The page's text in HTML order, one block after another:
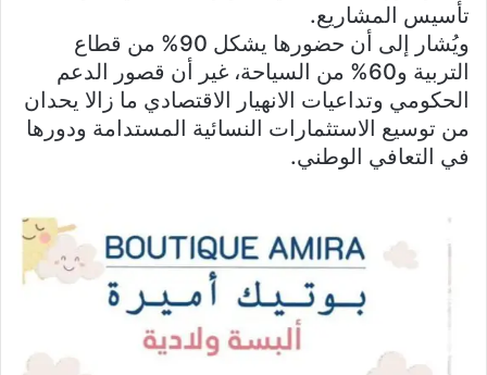
تأسيس المشاريع.
ويُشار إلى أن حضورها يشكل 90% من قطاع
التربية و60% من السياحة، غير أن قصور الدعم
الحكومي وتداعيات الانهيار الاقتصادي ما زالا يحدان
من توسيع الاستثمارات النسائية المستدامة ودورها
في التعافي الوطني.